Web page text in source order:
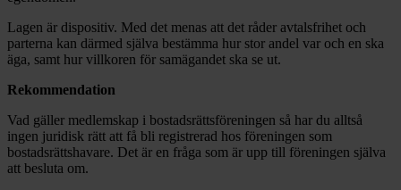
Lagen är dispositiv. Med det menas att det råder avtalsfrihet och
parterna kan därmed själva bestämma hur stor andel var och en ska
äga, samt hur villkoren för samägandet ska se ut.
Rekommendation
Vad gäller medlemskap i bostadsrättsföreningen så har du alltså
ingen juridisk rätt att få bli registrerad hos föreningen som
bostadsrättshavare. Det är en fråga som är upp till föreningen själva
att besluta om.